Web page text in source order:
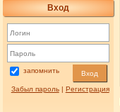
Вход
запомнить Вход
Забыл пароль| Регистрация